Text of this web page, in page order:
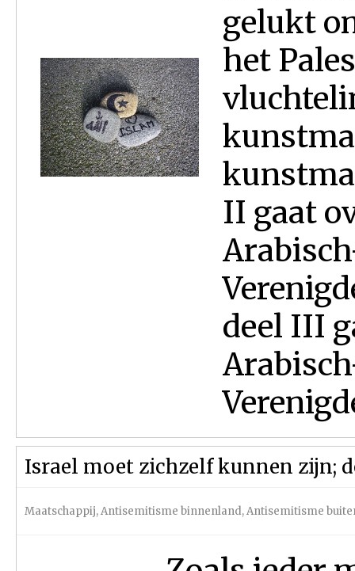
gelukt
het
II gaat
deel III
Israel moet zichzelf kunnen zijn;
Maatschappij,Antisemitisme binnenland,Antisemitisme